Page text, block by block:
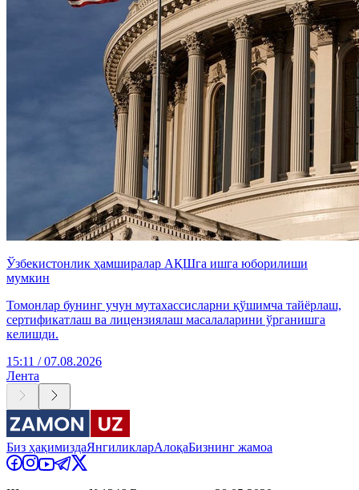
Ўзбекистонлик ҳамширалар АҚШга ишга юборилиши
мумкин
Томонлар бунинг учун мутахассисларни қўшимча тайёрлаш,
сертификатлаш ва лицензиялаш масалаларини ўрганишга
келишди.
15:11 / 07.08.2026
Лента
Биз ҳақимиздаЯнгиликларАлоқаБизнинг жамоа